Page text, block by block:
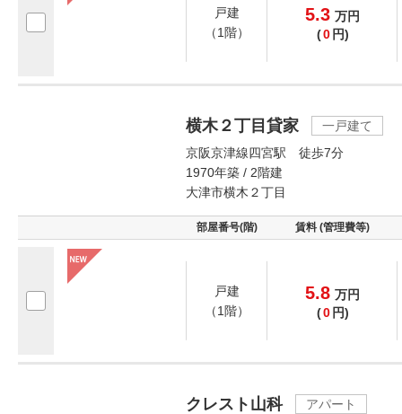
戸建
（1階）
5.3 万円
(0 円)
横木２丁目貸家
一戸建て
京阪京津線四宮駅 徒歩7分
1970年築 / 2階建
大津市横木２丁目
部屋番号(階) 賃料 (管理費等)
戸建
（1階）
5.8 万円
(0 円)
クレスト山科
アパート